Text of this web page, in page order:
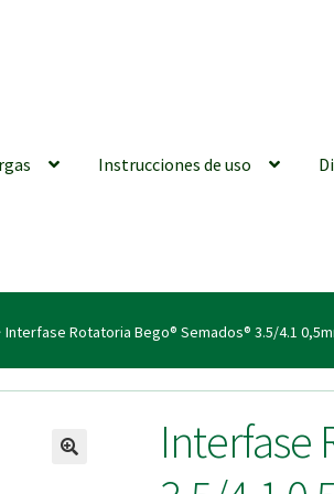
Instrucciones de uso
generales Conexiones CAD CAM
| Tienda Online!
Interfase Rotatoria Bego® Semados® 3.5/4.1
Interfase